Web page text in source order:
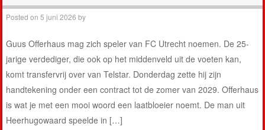
Posted on5 juni 2026 by
Guus Offerhaus mag zich speler van FC Utrecht noemen. De 25-
jarige verdediger, die ook op het middenveld uit de voeten kan,
komt transfervrij over van Telstar. Donderdag zette hij zijn
handtekening onder een contract tot de zomer van 2029. Offerhaus
is wat je met een mooi woord een laatbloeier noemt. De man uit
Heerhugowaard speelde in […]